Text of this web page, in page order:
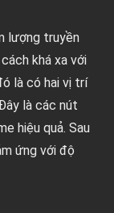
lượng truyền
khá xa với
là có hai vị trí
là các nút
hiệu quả. Sau
ứng với độ